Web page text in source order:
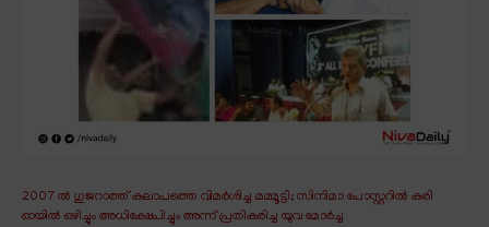
2007 ൽ ഗുജറാത്ത് കലാപത്തെ വിമർശിച്ച മമ്മൂട്ടി; സിനിമാ പോസ്റ്ററിൽ കരി
ഓയിൽ ഒഴിച്ചും അധിക്ഷേപിച്ചും അന്ന് പ്രതികരിച്ച യുവ മോർച്ച